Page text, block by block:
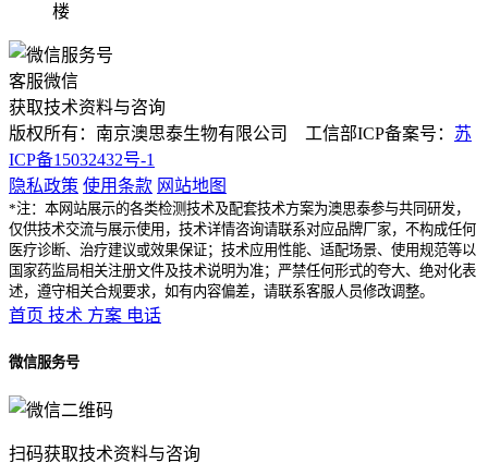
楼
客服微信
获取技术资料与咨询
版权所有：南京澳思泰生物有限公司 工信部ICP备案号： 苏
ICP备15032432号-1
隐私政策 使用条款 网站地图
*注：本网站展示的各类检测技术及配套技术方案为澳思泰参与共同研发，
仅供技术交流与展示使用，技术详情咨询请联系对应品牌厂家，不构成任何
医疗诊断、治疗建议或效果保证；技术应用性能、适配场景、使用规范等以
国家药监局相关注册文件及技术说明为准；严禁任何形式的夸大、绝对化表
述，遵守相关合规要求，如有内容偏差，请联系客服人员修改调整。
首页 技术 方案 电话
微信服务号
扫码获取技术资料与咨询